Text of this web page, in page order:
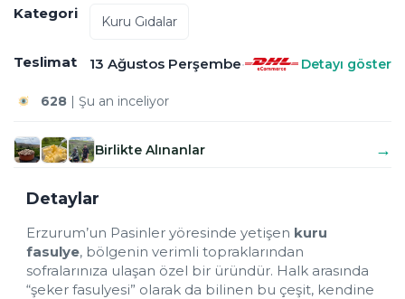
Kategori Kuru Gıdalar
Teslimat 13 Ağustos Perşembe• Detayı göster
628 | Şu an inceliyor
Birlikte Alınanlar
→
Detaylar
Erzurum’un Pasinler yöresinde yetişen kuru
fasulye, bölgenin verimli topraklarından
sofralarınıza ulaşan özel bir üründür. Halk arasında
“şeker fasulyesi” olarak da bilinen bu çeşit, kendine